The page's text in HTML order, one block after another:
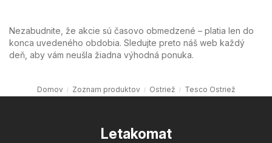
Nezabudnite, že akcie sú časovo obmedzené – platia len do
konca uvedeného obdobia. Sledujte preto náš web každý
deň, aby vám neušla žiadna výhodná ponuka.
Domov Zoznam produktov Ostriež Tesco Ostriež
Letakomat